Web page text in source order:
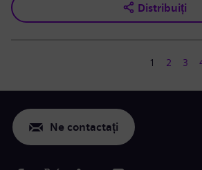
Distribuiți
1 2 3
Ne contactați